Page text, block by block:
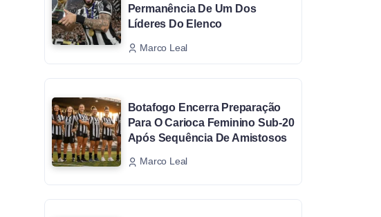
Permanência De Um Dos
Líderes Do Elenco
Marco Leal
Botafogo Encerra Preparação
Para O Carioca Feminino Sub-20
Após Sequência De Amistosos
Marco Leal